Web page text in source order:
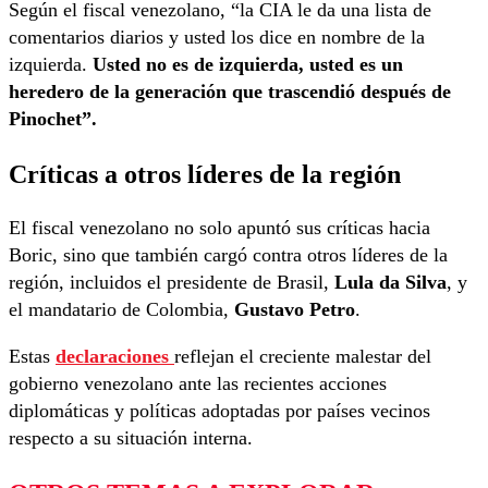
Según el fiscal venezolano, “la CIA le da una lista de
comentarios diarios y usted los dice en nombre de la
izquierda. Usted no es de izquierda, usted es un
heredero de la generación que trascendió después de
Pinochet”.
Críticas a otros líderes de la región
El fiscal venezolano no solo apuntó sus críticas hacia
Boric, sino que también cargó contra otros líderes de la
región, incluidos el presidente de Brasil, Lula da Silva, y
el mandatario de Colombia, Gustavo Petro.
Estas declaraciones reflejan el creciente malestar del
gobierno venezolano ante las recientes acciones
diplomáticas y políticas adoptadas por países vecinos
respecto a su situación interna.